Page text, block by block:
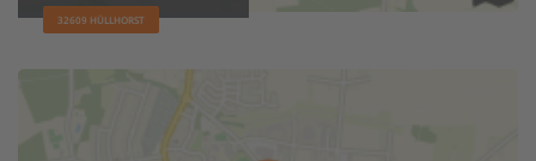
32609 HÜLLHORST